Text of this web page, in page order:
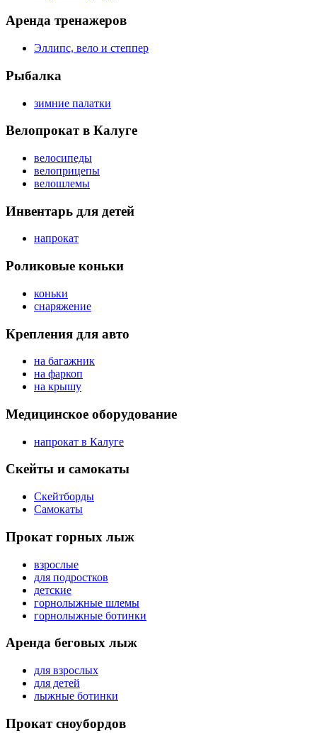
Аренда тренажеров
Эллипс, вело и степпер
Рыбалка
зимние палатки
Велопрокат в Калуге
велосипеды
велоприцепы
велошлемы
Инвентарь для детей
напрокат
Роликовые коньки
коньки
снаряжение
Крепления для авто
на багажник
на фаркоп
на крышу
Медицинское оборудование
напрокат в Калуге
Скейты и самокаты
Скейтборды
Самокаты
Прокат горных лыж
взрослые
для подростков
детские
горнолыжные шлемы
горнолыжные ботинки
Аренда беговых лыж
для взрослых
для детей
лыжные ботинки
Прокат сноубордов